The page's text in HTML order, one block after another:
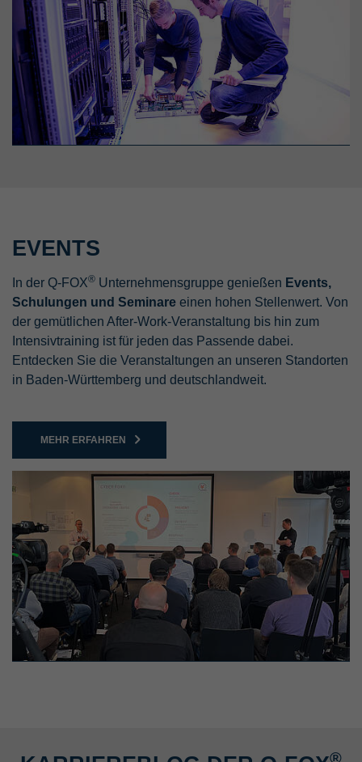
EVENTS
In der Q-FOX® Unternehmensgruppe genießen Events,
Schulungen und Seminare einen hohen Stellenwert. Von
der gemütlichen After-Work-Veranstaltung bis hin zum
Intensivtraining ist für jeden das Passende dabei.
Entdecken Sie die Veranstaltungen an unseren Standorten
in Baden-Württemberg und deutschlandweit.
MEHR ERFAHREN
®